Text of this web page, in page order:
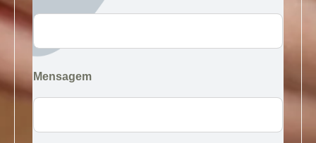
Mensagem